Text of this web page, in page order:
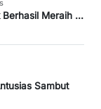
Berhasil Meraih ...
Sambut